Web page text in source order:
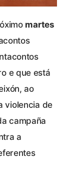
martes
e que está
ao
violencia de
campaña
a